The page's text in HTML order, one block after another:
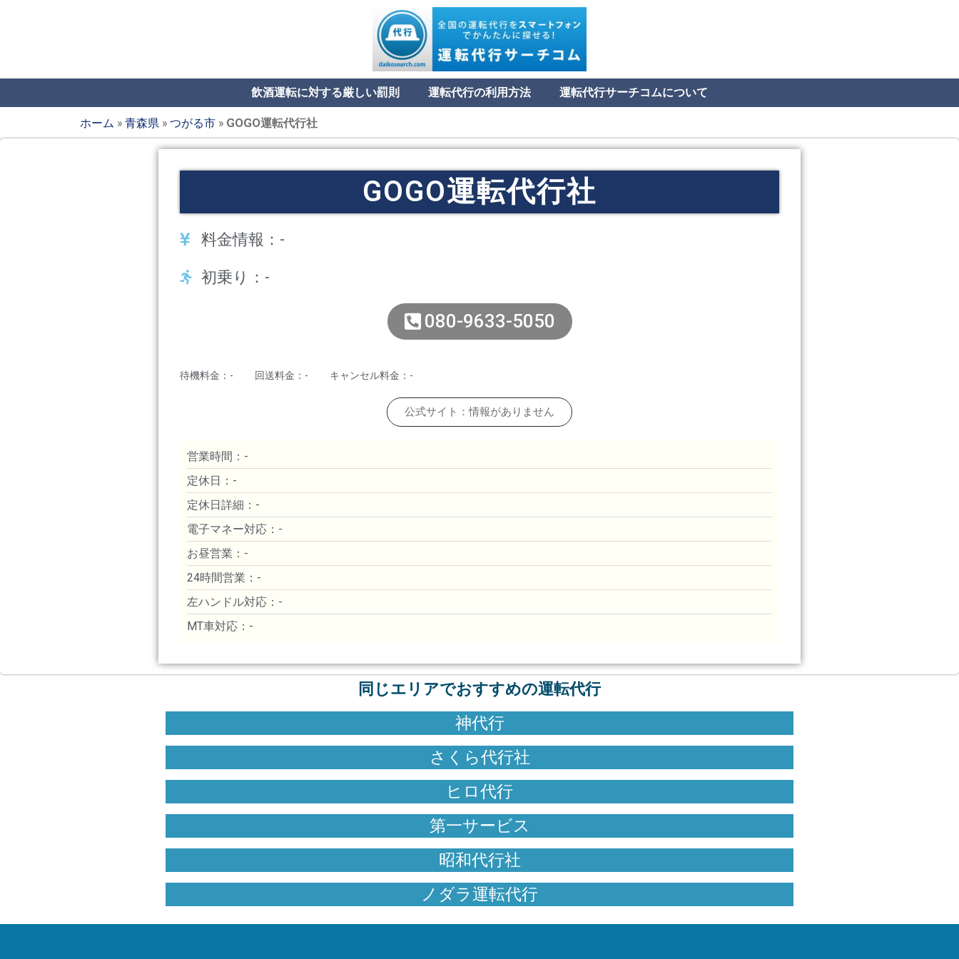
飲酒運転に対する厳しい罰則 運転代行の利用方法 運転代行サーチコムについて
ホーム »青森県 »つがる市 » GOGO運転代行社
GOGO運転代行社
料金情報：-
初乗り：-
080-9633-5050
待機料金：- 回送料金：- キャンセル料金：-
公式サイト：情報がありません
営業時間：-
定休日：-
定休日詳細：-
電子マネー対応：-
お昼営業：-
24時間営業：-
左ハンドル対応：-
MT車対応：-
同じエリアでおすすめの運転代行
神代行
さくら代行社
ヒロ代行
第一サービス
昭和代行社
ノダラ運転代行